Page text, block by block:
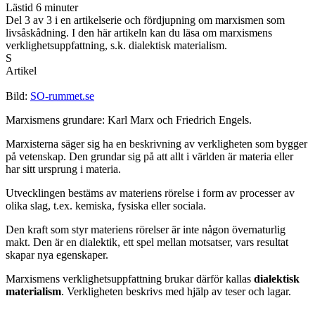
Lästid 6 minuter
Del 3 av 3 i en artikelserie och fördjupning om marxismen som
livsåskådning. I den här artikeln kan du läsa om marxismens
verklighetsuppfattning, s.k. dialektisk materialism.
S
Artikel
Bild: SO-rummet.se
Marxismens grundare: Karl Marx och Friedrich Engels.
Marxisterna säger sig ha en beskrivning av verkligheten som bygger
på vetenskap. Den grundar sig på att allt i världen är materia eller
har sitt ursprung i materia.
Utvecklingen bestäms av materiens rörelse i form av processer av
olika slag, t.ex. kemiska, fysiska eller sociala.
Den kraft som styr materiens rörelser är inte någon övernaturlig
makt. Den är en dialektik, ett spel mellan motsatser, vars resultat
skapar nya egenskaper.
Marxismens verklighetsuppfattning brukar därför kallas dialektisk
materialism. Verkligheten beskrivs med hjälp av teser och lagar.